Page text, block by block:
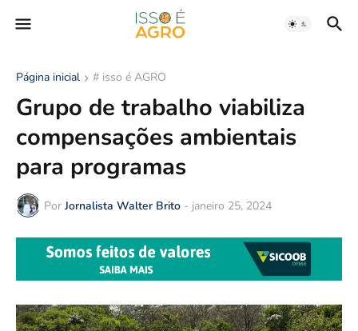
Página inicial # isso é AGRO
Grupo de trabalho viabiliza
compensações ambientais
para programas
Por Jornalista Walter Brito - janeiro 25, 2024